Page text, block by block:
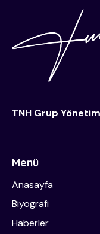
TNH Grup
Menü
Anasayfa
Biyografi
Haberler